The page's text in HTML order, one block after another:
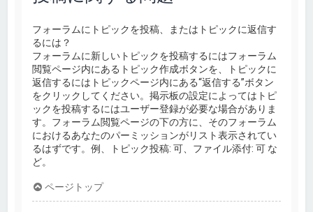
フォーラムにトピックを投稿、またはトピックに返信す
るには？
フォーラムに新しいトピックを投稿するにはフォーラム
閲覧ページ内にあるトピック作成ボタンを、トピックに
返信するにはトピックページ内にある“返信する”ボタン
をクリックしてください。掲示板の設定によってはトピ
ックを投稿するにはユーザー登録が必要な場合がありま
す。フォーラム閲覧ページの下の方に、そのフォーラム
におけるあなたのパーミッションがリスト表示されてい
るはずです。例、トピック投稿: 可、ファイル添付: 可 な
ど。
ページトップ